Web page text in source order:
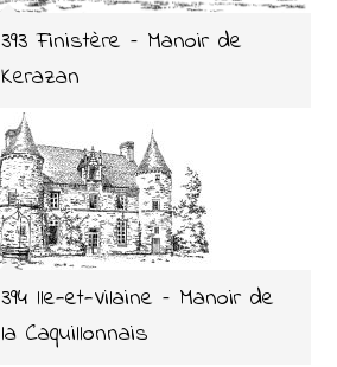
393 Finistère – Manoir de
Kerazan
394 lle-et-Vilaine – Manoir de
la Caquillonnais